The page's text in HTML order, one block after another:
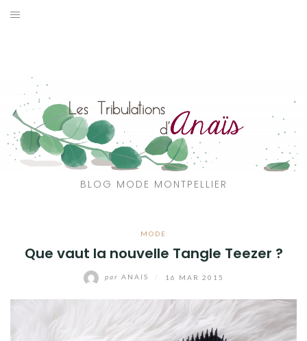
Aller
BLOG MODE MONTPELLIER
MODE
Que vaut la nouvelle Tangle Teezer ?
par ANAIS 16 MAR 2015
CATÉGORIES
VOYAGE
MON DRESSING